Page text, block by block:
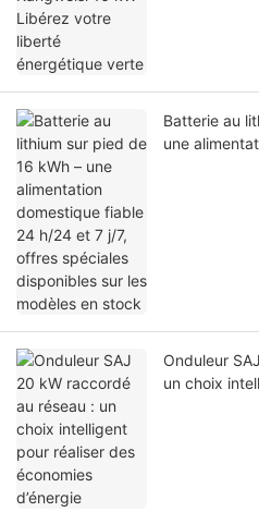
Batterie au
une
Onduleur
un choix